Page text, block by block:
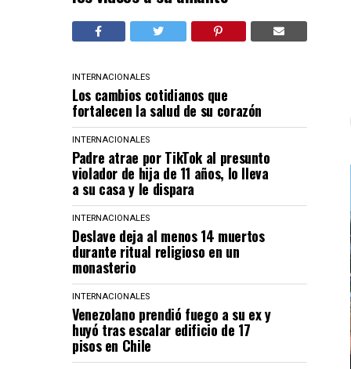
INTERNACIONALES
Los cambios cotidianos que
fortalecen la salud de su corazón
INTERNACIONALES
Padre atrae por TikTok al presunto
violador de hija de 11 años, lo lleva
a su casa y le dispara
INTERNACIONALES
Deslave deja al menos 14 muertos
durante ritual religioso en un
monasterio
INTERNACIONALES
Venezolano prendió fuego a su ex y
huyó tras escalar edificio de 17
pisos en Chile